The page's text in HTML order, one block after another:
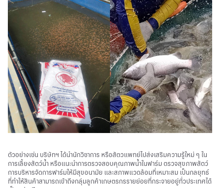
ตัวอย่างเช่น บริษัทฯ ได้นำนักวิชาการ หรือสัตวแพทย์ไปส่งเสริมความรู้ใหม่ ๆ ใน
การเลี้ยงสัตว์น้ำ หรือแนะนำการตรวจสอบคุณภาพน้ำในฟาร์ม ตรวจสุขภาพสัตว์
การบริหารจัดการฟาร์มให้มีสุขอนามัย และสภาพแวดล้อมที่เหมาะสม เป็นกลยุทธ์
ที่ทำให้สินค้าสามารถเข้าถึงกลุ่มลูกค้าเกษตรกรรายย่อยที่กระจายอยู่ทั่วประเทศได้